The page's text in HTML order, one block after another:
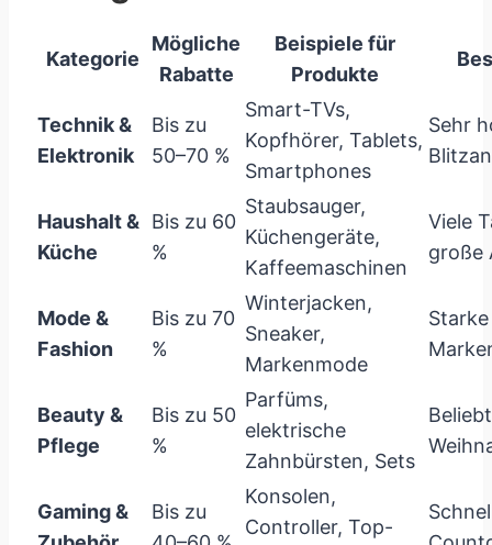
Kategorie
Mögliche
Rabatte
Beispiele für
Produkte
Technik &
Elektronik
Bis zu
50–70 %
Smart-TVs,
Kopfhörer, Tablets,
Smartphones
Sehr
Haushalt &
Küche
Bis zu 60
%
Staubsauger,
Küchengeräte,
Kaffeemaschinen
Viele
große
Mode &
Fashion
Bis zu 70
%
Winterjacken,
Sneaker,
Markenmode
Beauty &
Pflege
Bis zu 50
%
Parfüms,
elektrische
Zahnbürsten, Sets
Gaming &
Bis zu
Konsolen,
Controller, Top-